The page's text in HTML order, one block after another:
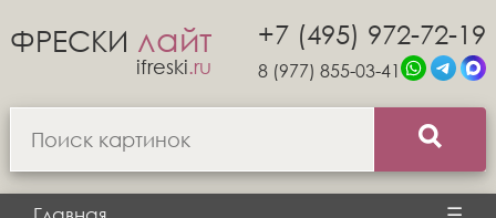
ФРЕСКИ лайт
ifreski.ru
+7 (495) 972-72-19
8 (977) 855-03-41